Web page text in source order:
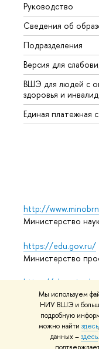
Мы используем
НИУ ВШЭ и
подробную
можно найти здесь
данных –здесь
Руководство
Сведения об
Подразделения
Версия для
ВШЭ для людей с
здоровья и
Единая платежная
http://
Министерство
https://edu.gov.ru/
Министерство
https://
Массовые
© НИУ ВШЭ